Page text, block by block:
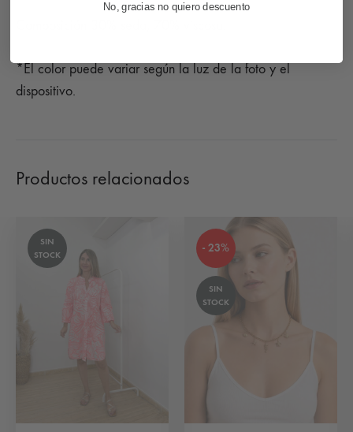
*El color puede variar según la luz de la foto y el
dispositivo.
Productos relacionados
SIN
STOCK
- 23%
SIN
STOCK
No, gracias no quiero descuento